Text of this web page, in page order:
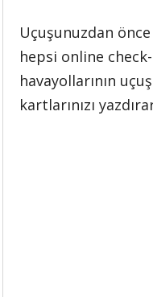
Uçuşunuzdan
hepsi online
havayollarının
kartlarınızı